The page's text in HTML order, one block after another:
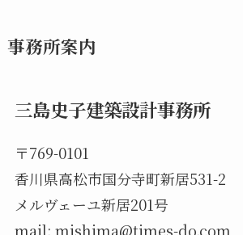
事務所案内
三島史子建築設計事務所
〒769-0101
香川県高松市国分寺町新居531-2
メルヴェーユ新居201号
mail: mishima@times-do.com